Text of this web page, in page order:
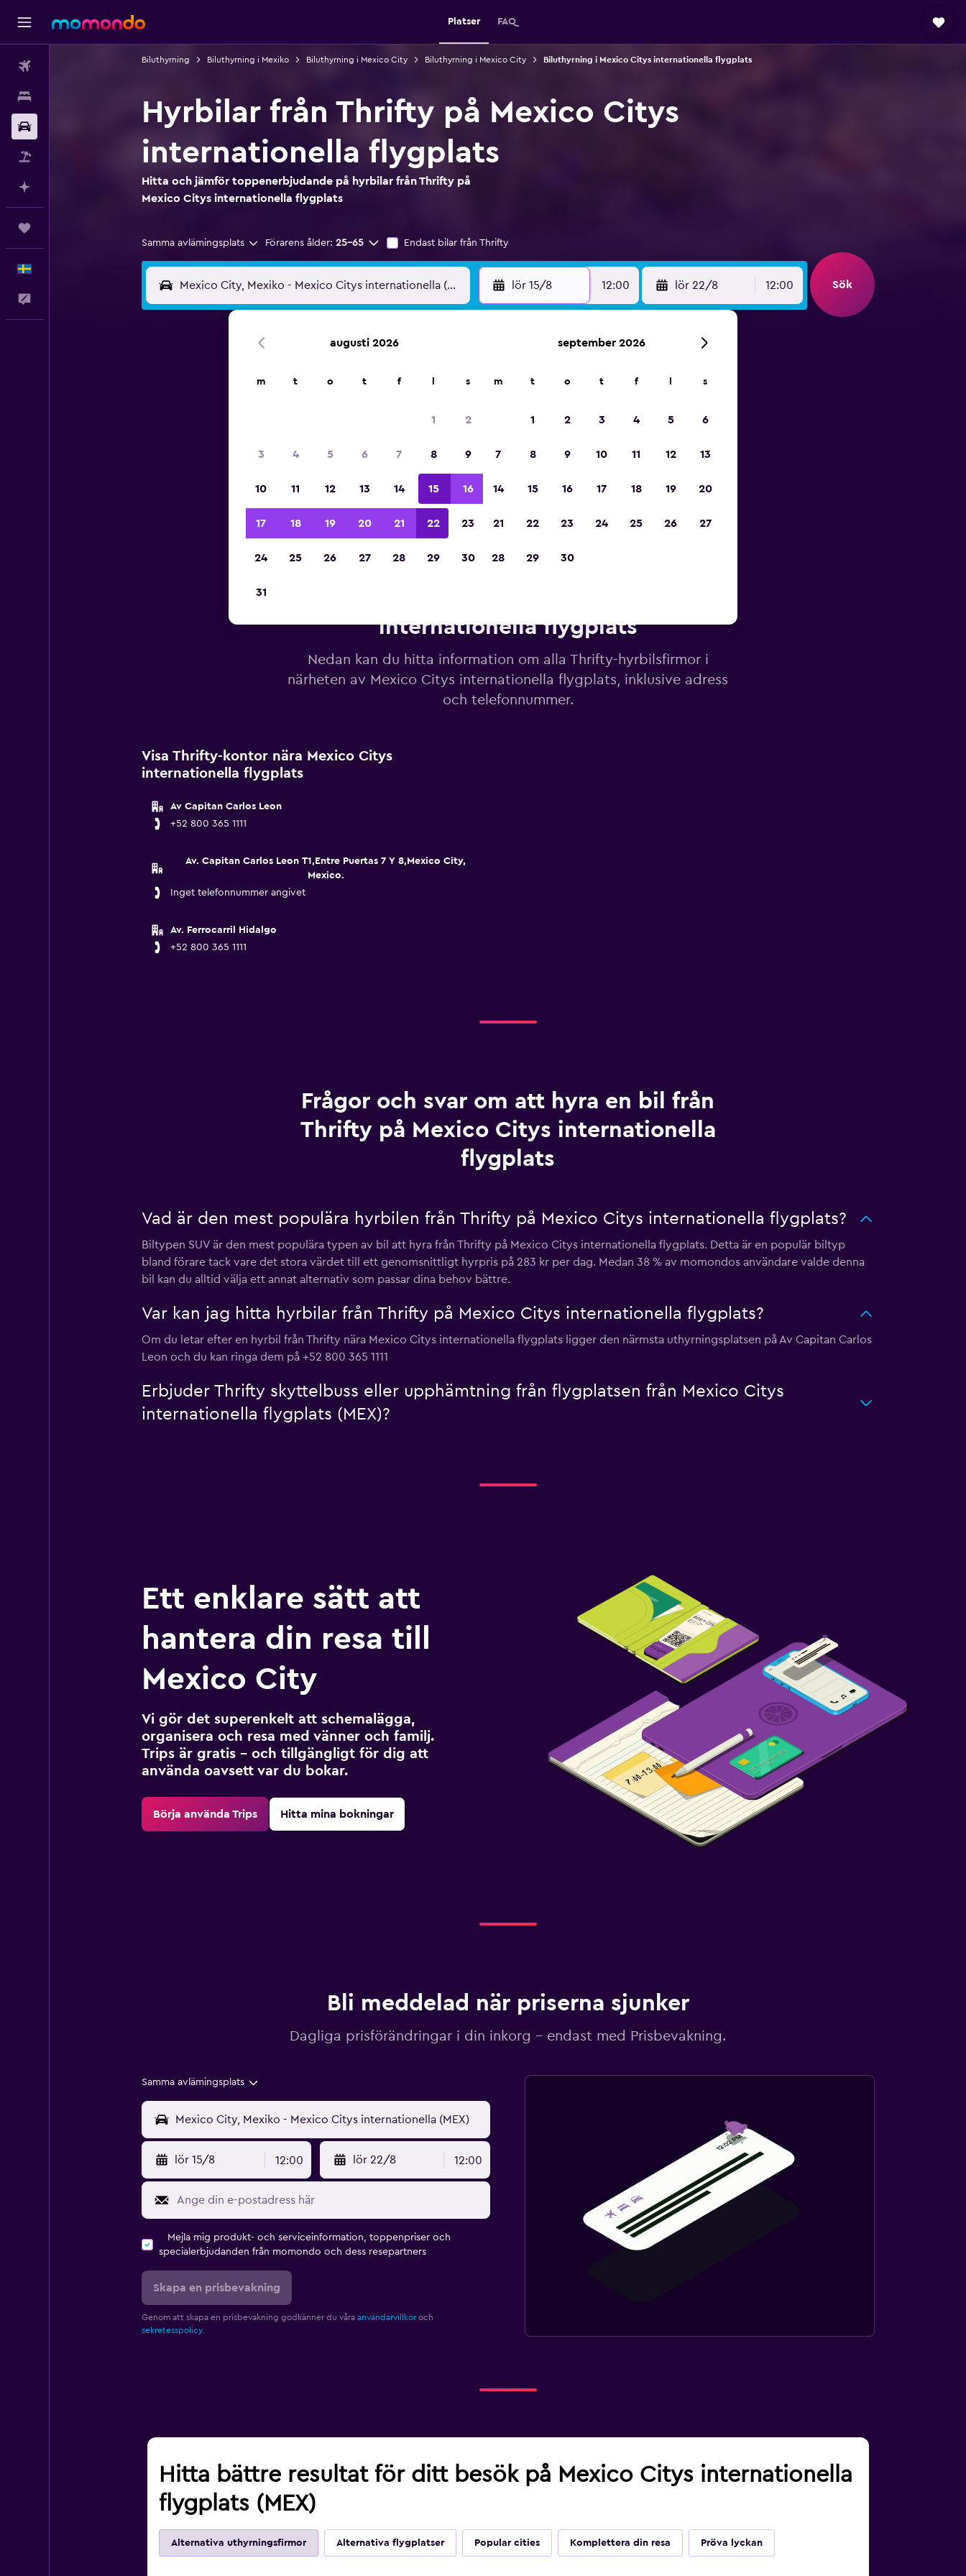
Platser FAQ
Biluthyrning Biluthyrning i Mexiko Biluthyrning i Mexico City Biluthyrning i Mexico City Biluthyrning i Mexico Citys internationella flygplats
Hyrbilar från Thrifty på Mexico Citys
internationella flygplats
Hitta och jämför toppenerbjudande på hyrbilar från Thrifty på
Mexico Citys internationella flygplats
Samma avlämingsplats Förarens ålder: 25-65 Endast bilar från Thrifty
lör 15/8 12:00 lör 22/8 12:00 Sök
2023
internationella flygplats
Nedan kan du hitta information om alla Thrifty-hyrbilsfirmor i
närheten av Mexico Citys internationella flygplats, inklusive adress
och telefonnummer.
Visa Thrifty-kontor nära Mexico Citys
internationella flygplats
Av Capitan Carlos Leon
+52 800 365 1111
Av. Capitan Carlos Leon T1,Entre Puertas 7 Y 8,Mexico City,
Mexico.
Inget telefonnummer angivet
Av. Ferrocarril Hidalgo
+52 800 365 1111
Frågor och svar om att hyra en bil från
Thrifty på Mexico Citys internationella
flygplats
Vad är den mest populära hyrbilen från Thrifty på Mexico Citys internationella flygplats?
Biltypen SUV är den mest populära typen av bil att hyra från Thrifty på Mexico Citys internationella flygplats. Detta är en populär biltyp
bland förare tack vare det stora värdet till ett genomsnittligt hyrpris på 283 kr per dag. Medan 38 % av momondos användare valde denna
bil kan du alltid välja ett annat alternativ som passar dina behov bättre.
Var kan jag hitta hyrbilar från Thrifty på Mexico Citys internationella flygplats?
Om du letar efter en hyrbil från Thrifty nära Mexico Citys internationella flygplats ligger den närmsta uthyrningsplatsen på Av Capitan Carlos
Leon och du kan ringa dem på +52 800 365 1111
Erbjuder Thrifty skyttelbuss eller upphämtning från flygplatsen från Mexico Citys
internationella flygplats (MEX)?
Ett enklare sätt att
hantera din resa till
Mexico City
Vi gör det superenkelt att schemalägga,
organisera och resa med vänner och familj.
Trips är gratis – och tillgängligt för dig att
använda oavsett var du bokar.
Börja använda Trips Hitta mina bokningar
Bli meddelad när priserna sjunker
Dagliga prisförändringar i din inkorg – endast med Prisbevakning.
Samma avlämingsplats
lör 15/8 12:00 lör 22/8 12:00
Mejla mig produkt- och serviceinformation, toppenpriser och
specialerbjudanden från momondo och dess resepartners
Skapa en prisbevakning
Genom att skapa en prisbevakning godkänner du våra användarvillkoroch
sekretesspolicy.
Hitta bättre resultat för ditt besök på Mexico Citys internationella
flygplats (MEX)
Alternativa uthyrningsfirmor Alternativa flygplatser Popular cities Komplettera din resa Pröva lyckan
augusti 2026
m t o t f s
1 2
3 4 5 6 7 8 9
10 11 12 13 14 15 16
17 18 19 20 21 22 23
24 25 26 27 28 29 30
31
september 2026
m t o t f s
1 2 3 4 5 6
7 8 9 10 11 12 13
14 15 16 17 18 19 20
21 22 23 24 25 26 27
28 29 30